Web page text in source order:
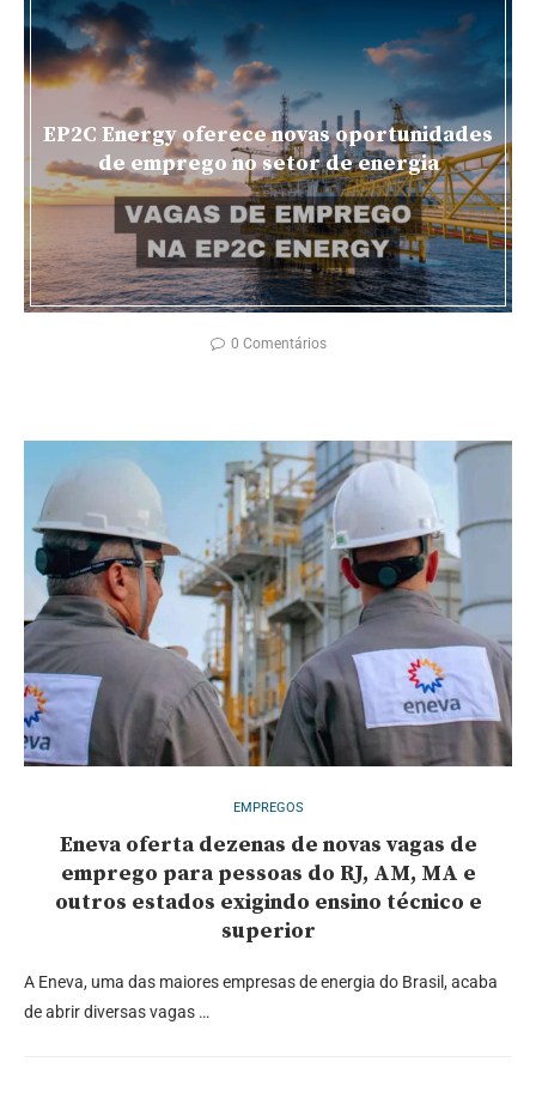
EP2C Energy oferece novas oportunidades
de emprego no setor de energia
0 Comentários
EMPREGOS
Eneva oferta dezenas de novas vagas de
emprego para pessoas do RJ, AM, MA e
outros estados exigindo ensino técnico e
superior
A Eneva, uma das maiores empresas de energia do Brasil, acaba
de abrir diversas vagas …